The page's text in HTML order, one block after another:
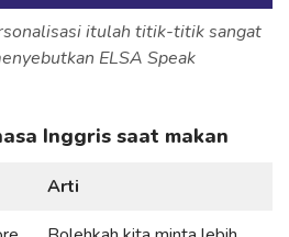
itulah titik-titik sangat
ELSA Speak
Inggris saat makan
Arti